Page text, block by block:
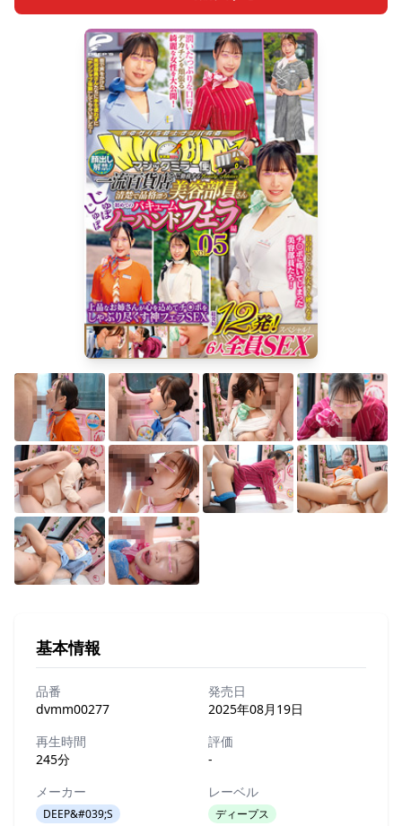
基本情報
品番
dvmm00277
発売日
2025年08月19日
再生時間
245分
評価
-
メーカー
DEEP&#039;S
レーベル
ディープス